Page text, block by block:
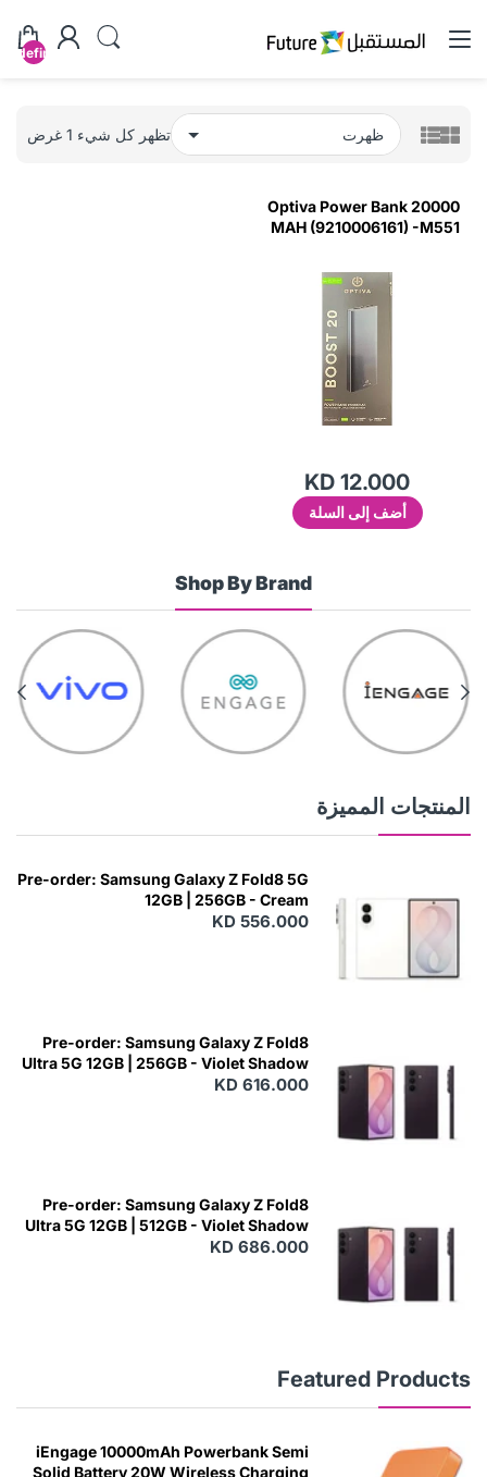
undefined
تظهر كل شيء 1 غرض
Optiva Power Bank 20000
MAH (9210006161) -M551
KD 12.000
أضف إلى السلة
Shop By Brand
المنتجات المميزة
Pre-order: Samsung Galaxy Z Fold8 5G
12GB | 256GB - Cream
KD 556.000
Pre-order: Samsung Galaxy Z Fold8
Ultra 5G 12GB | 256GB - Violet Shadow
KD 616.000
Pre-order: Samsung Galaxy Z Fold8
Ultra 5G 12GB | 512GB - Violet Shadow
KD 686.000
Featured Products
iEngage 10000mAh Powerbank Semi
Solid Battery 20W Wireless Charging